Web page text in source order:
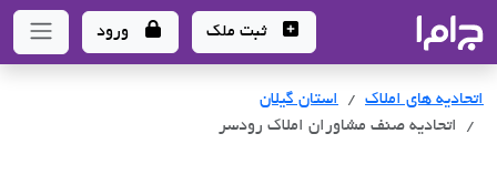
- سامانه جامع املاک و مشاورین املاک
ثبت ملک ورود
اتحادیه های املاک اتحادیه های املاک
استان گیلان
اتحادیه صنف مشاوران املاک رودسر